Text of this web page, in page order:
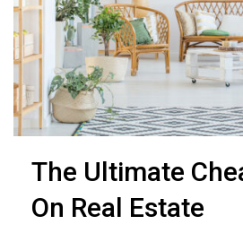
The Ultimate
On Real Estate